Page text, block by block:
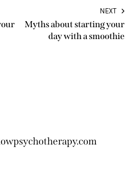
NEXT
Myths about starting your
day with a smoothie